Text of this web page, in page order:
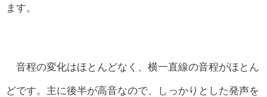
ます。
音程の変化はほとんどなく、横一直線の音程がほとん
どです。主に後半が高音なので、しっかりとした発声を